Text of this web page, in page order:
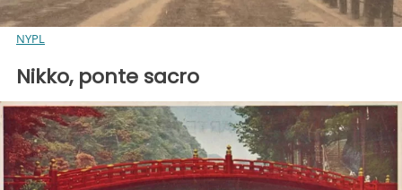
NYPL
Nikko, ponte sacro